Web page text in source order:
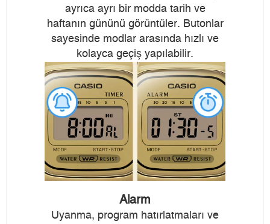
ayrıca ayrı bir modda tarih ve
haftanın gününü görüntüler. Butonlar
sayesinde modlar arasında hızlı ve
kolayca geçiş yapılabilir.
Alarm
Uyanma, program hatırlatmaları ve